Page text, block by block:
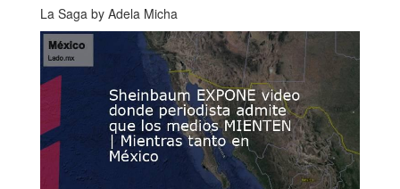
La Saga by Adela Micha